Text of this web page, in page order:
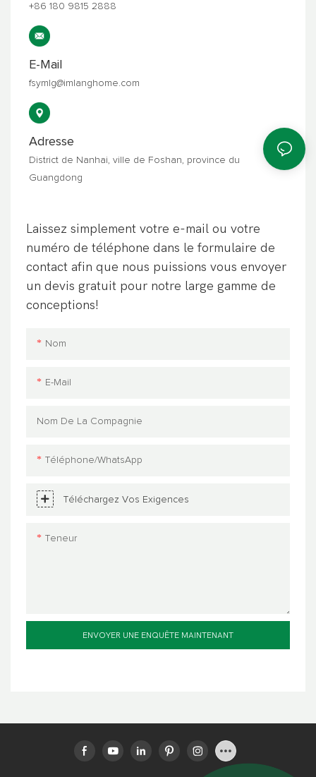
+86 180 9815 2888
E-Mail
fsymlg@imlanghome.com
Adresse
District de Nanhai, ville de Foshan, province du
Guangdong
Laissez simplement votre e-mail ou votre
numéro de téléphone dans le formulaire de
contact afin que nous puissions vous envoyer
un devis gratuit pour notre large gamme de
conceptions!
Nom
E-Mail
Nom De La Compagnie
Téléphone/WhatsApp
Téléchargez Vos Exigences
Teneur
ENVOYER UNE ENQUÊTE MAINTENANT